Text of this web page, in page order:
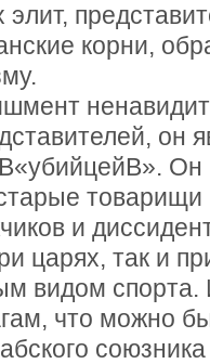
корни,
он
Он
и
царях, так и
видом спорта.
что можно